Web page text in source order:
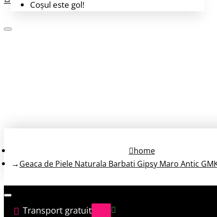
Coșul este gol!
home
Geaca de Piele Naturala Barbati Gipsy Maro Antic
Transport gratuit